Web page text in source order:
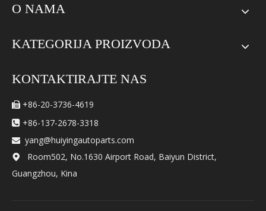
O NAMA
KATEGORIJA PROIZVODA
KONTAKTIRAJTE NAS
 +86-20-3736-4619
 +86-137-2678-3318
 yang@huiyingautoparts.com

Room502, No.1630 Airport Road, Baiyun District,
Guangzhou, Kina